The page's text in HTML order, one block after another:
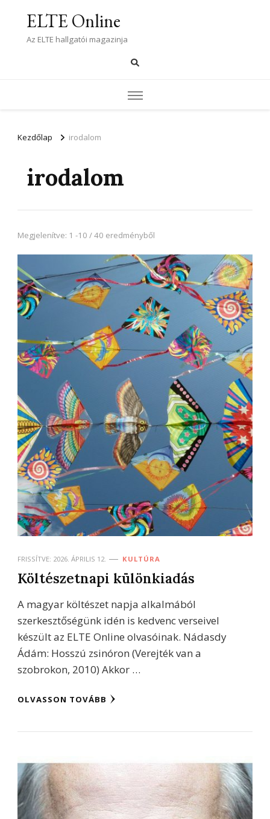
ELTE Online
Az ELTE hallgatói magazinja
Kezdőlap irodalom
irodalom
Megjelenítve: 1 -10 / 40 eredményből
FRISSÍTVE: 2026. ÁPRILIS 12. KULTÚRA
Költészetnapi különkiadás
A magyar költészet napja alkalmából
szerkesztőségünk idén is kedvenc verseivel
készült az ELTE Online olvasóinak. Nádasdy
Ádám: Hosszú zsinóron (Verejték van a
szobrokon, 2010) Akkor …
OLVASSON TOVÁBB